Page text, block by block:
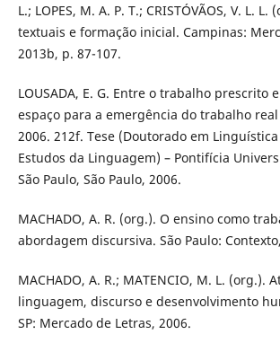
L.; LOPES, M. A. P. T.; CRISTÓVÃOS, V. L. L.
textuais e formação inicial. Campinas:
2013b, p. 87-107.
LOUSADA, E. G. Entre o trabalho prescrito
espaço para a emergência do trabalho
2006. 212f. Tese (Doutorado em
Estudos da Linguagem) – Pontifícia
São Paulo, São Paulo, 2006.
MACHADO, A. R. (org.). O ensino como
abordagem discursiva. São Paulo:
MACHADO, A. R.; MATENCIO, M. L. (org.).
linguagem, discurso e desenvolvimento
SP: Mercado de Letras, 2006.